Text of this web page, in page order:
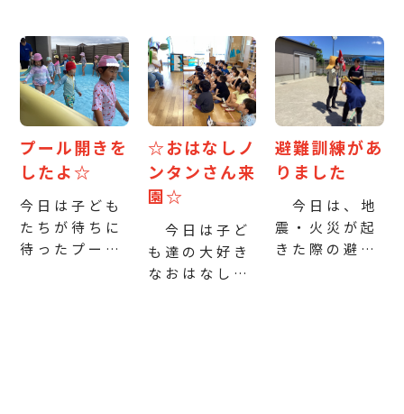
[…]
ーチが来てく
ださり、野球
体験をしまし
た！ コーチ
の方と一緒に
体操をした
り、ボールキ
ャッチをした
り、たくさん
身体を動かし
た子ども達
らいのじゃが
いもを見つけ
たよ！」
「私は赤ちゃ
んサイズを集
めちゃお
う！」と友達
と嬉しそうに
収穫を楽しむ
姿がかわいか
ったです
ました
ボー
ルを蹴ったり
ゲームをした
りして、たく
さん身体を動
かしました
‘‘ざわっちコ
ーチ‘‘
‘
[…]
プール開きを
したよ☆
今日は子ども
たちが待ちに
待ったプール
☆おはなしノ
ンタンさん来
園☆
今日は子ど
も達の大好き
なおはなしノ
避難訓練があ
りました
今日は、地
震・火災が起
きた際の避難